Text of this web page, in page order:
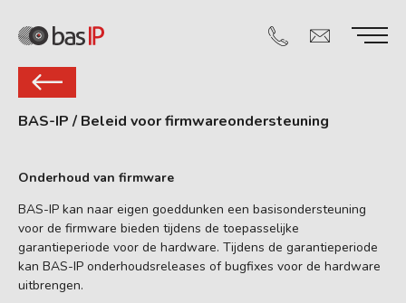
BAS-IP / Beleid voor firmwareondersteuning
Onderhoud van firmware
BAS-IP kan naar eigen goeddunken een basisondersteuning
voor de firmware bieden tijdens de toepasselijke
garantieperiode voor de hardware. Tijdens de garantieperiode
kan BAS-IP onderhoudsreleases of bugfixes voor de hardware
uitbrengen.